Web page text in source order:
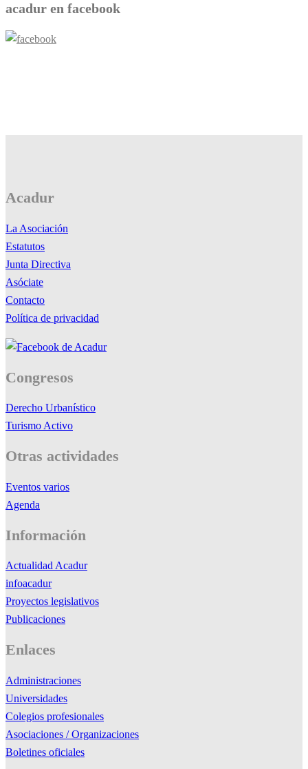
acadur en facebook
Acadur
La Asociación
Estatutos
Junta Directiva
Asóciate
Contacto
Política de privacidad
Congresos
Derecho Urbanístico
Turismo Activo
Otras actividades
Eventos varios
Agenda
Información
Actualidad Acadur
infoacadur
Proyectos legislativos
Publicaciones
Enlaces
Administraciones
Universidades
Colegios profesionales
Asociaciones / Organizaciones
Boletines oficiales